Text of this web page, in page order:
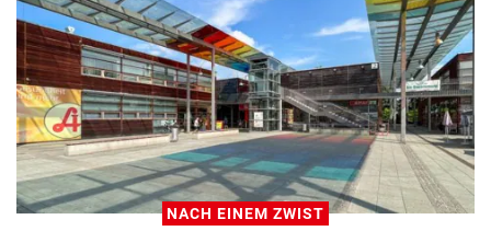
NACH EINEM ZWIST